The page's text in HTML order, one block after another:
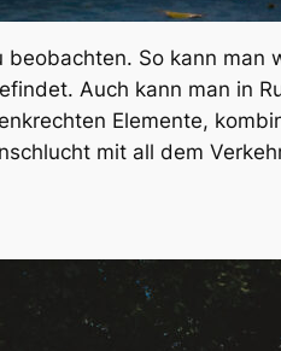
So kann man
Auch kann man in
Elemente,
mit all dem